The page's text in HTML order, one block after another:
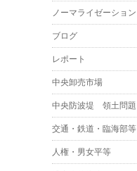
ノーマライゼーション
ブログ
レポート
中央卸売市場
中央防波堤 領土問題
交通・鉄道・臨海部等
人権・男女平等